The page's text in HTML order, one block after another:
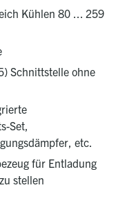
Kühlen 80 ... 259
Schnittstelle ohne
Set,
etc.
für Entladung
stellen